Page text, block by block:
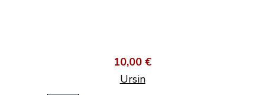
10,00 €
Ursin